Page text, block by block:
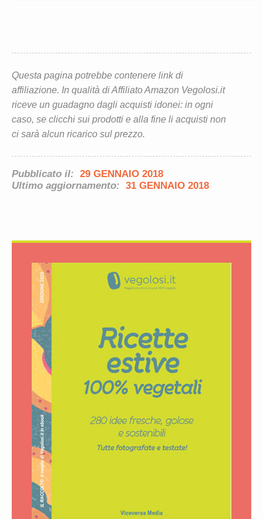
Questa pagina potrebbe contenere link di
affiliazione. In qualità di Affiliato Amazon Vegolosi.it
riceve un guadagno dagli acquisti idonei: in ogni
caso, se clicchi sui prodotti e alla fine li acquisti non
ci sarà alcun ricarico sul prezzo.
Pubblicato il: 29 GENNAIO 2018
Ultimo aggiornamento: 31 GENNAIO 2018